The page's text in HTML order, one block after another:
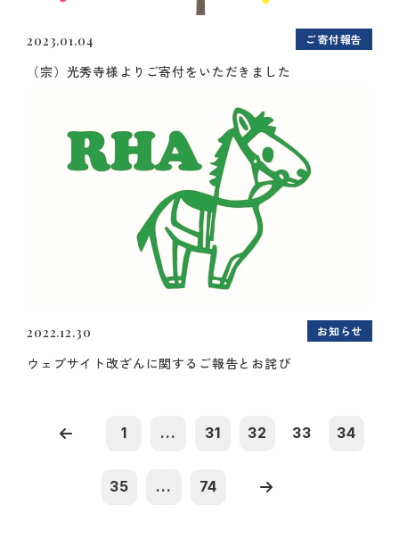
2023.01.04 ご寄付報告
（宗）光秀寺様よりご寄付をいただきました
2022.12.30 お知らせ
ウェブサイト改ざんに関するご報告とお詫び
1 ... 31 32 33 34
35 ... 74